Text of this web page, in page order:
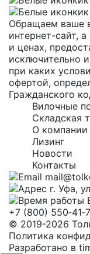
Обращаем ваше
интернет-сайт,
и ценах,
исключительно
при каких
офертой,
Гражданского
Вилочные
Складская
О компании
Лизинг
Новости
Контакты
г. Уфа,
+7 (800)
© 2019-2026
Политика
Разработано в